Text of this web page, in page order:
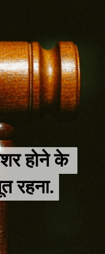
होने के
रहना.
होने के
रहना.